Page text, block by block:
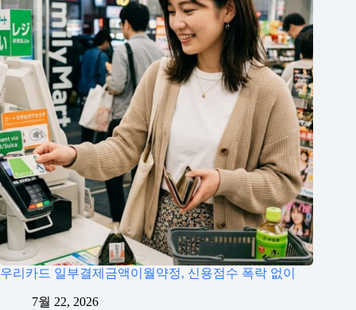
우리카드 일부결제금액이월약정, 신용점수 폭락 없이
7월 22, 2026